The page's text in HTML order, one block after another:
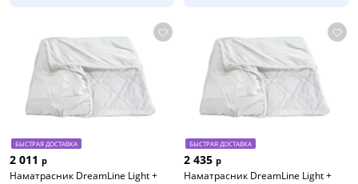
БЫСТРАЯ ДОСТАВКА
2 011 р
Наматрасник DreamLine Light +
БЫСТРАЯ ДОСТАВКА
2 435 р
Наматрасник DreamLine Light +